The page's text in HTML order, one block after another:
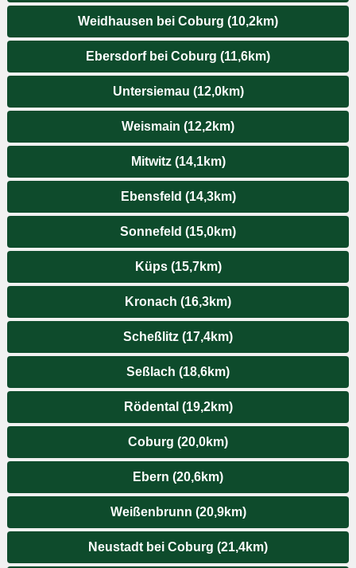
Weidhausen bei Coburg (10,2km)
Ebersdorf bei Coburg (11,6km)
Untersiemau (12,0km)
Weismain (12,2km)
Mitwitz (14,1km)
Ebensfeld (14,3km)
Sonnefeld (15,0km)
Küps (15,7km)
Kronach (16,3km)
Scheßlitz (17,4km)
Seßlach (18,6km)
Rödental (19,2km)
Coburg (20,0km)
Ebern (20,6km)
Weißenbrunn (20,9km)
Neustadt bei Coburg (21,4km)